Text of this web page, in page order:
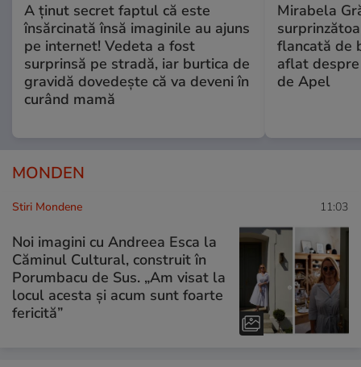
A ținut secret faptul că este
însărcinată însă imaginile au ajuns
pe internet! Vedeta a fost
surprinsă pe stradă, iar burtica de
gravidă dovedește că va deveni în
curând mamă
Mirabela
flancată de
aflat
de Apel
MONDEN
Stiri Mondene 11:03
Noi imagini cu Andreea Esca la
Căminul Cultural, construit în
Porumbacu de Sus. „Am visat la
locul acesta și acum sunt foarte
fericită”